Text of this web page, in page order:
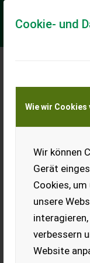
Cookie- und
Wie wir Cookies
Wir können
Gerät
Cookies,
unsere
verbessern
Website
Meine
Transport